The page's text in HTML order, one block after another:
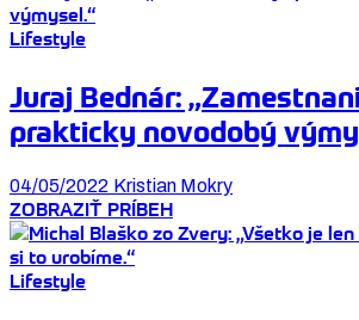
Lifestyle
Juraj Bednár:
prakticky novodobý
04/05/2022 Kristian Mokry
ZOBRAZIŤ PRÍBEH
Lifestyle